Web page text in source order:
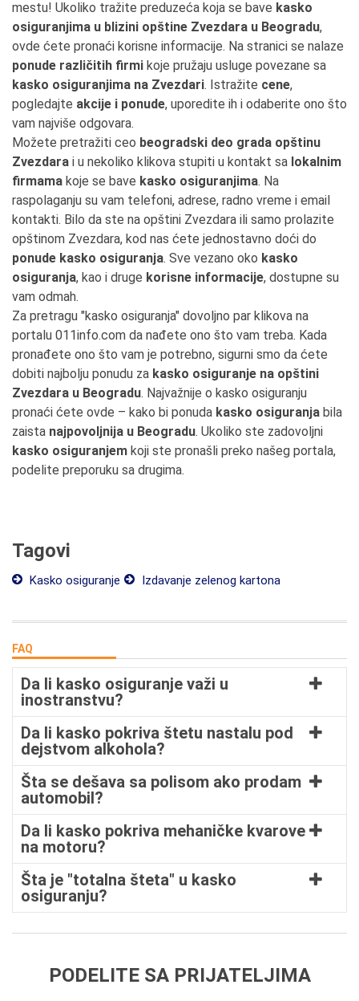
mestu! Ukoliko tražite preduzeća koja se bave kasko
osiguranjima u blizini opštine Zvezdara u Beogradu,
ovde ćete pronaći korisne informacije. Na stranici se nalaze
ponude različitih firmi koje pružaju usluge povezane sa
kasko osiguranjima na Zvezdari. Istražite cene,
pogledajte akcije i ponude, uporedite ih i odaberite ono što
vam najviše odgovara.
Možete pretražiti ceo beogradski deo grada opštinu
Zvezdara i u nekoliko klikova stupiti u kontakt sa lokalnim
firmama koje se bave kasko osiguranjima. Na
raspolaganju su vam telefoni, adrese, radno vreme i email
kontakti. Bilo da ste na opštini Zvezdara ili samo prolazite
opštinom Zvezdara, kod nas ćete jednostavno doći do
ponude kasko osiguranja. Sve vezano oko kasko
osiguranja, kao i druge korisne informacije, dostupne su
vam odmah.
Za pretragu "kasko osiguranja" dovoljno par klikova na
portalu 011info.com da nađete ono što vam treba. Kada
pronađete ono što vam je potrebno, sigurni smo da ćete
dobiti najbolju ponudu za kasko osiguranje na opštini
Zvezdara u Beogradu. Najvažnije o kasko osiguranju
pronaći ćete ovde – kako bi ponuda kasko osiguranja bila
zaista najpovoljnija u Beogradu. Ukoliko ste zadovoljni
kasko osiguranjem koji ste pronašli preko našeg portala,
podelite preporuku sa drugima.
Tagovi
Kasko osiguranje Izdavanje zelenog kartona
FAQ
Da li kasko osiguranje važi u
inostranstvu?
Da li kasko pokriva štetu nastalu pod
dejstvom alkohola?
Šta se dešava sa polisom ako prodam
automobil?
Da li kasko pokriva mehaničke kvarove
na motoru?
Šta je "totalna šteta" u kasko
osiguranju?
PODELITE SA PRIJATELJIMA